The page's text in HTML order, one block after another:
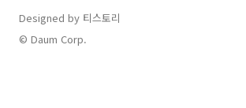
Designed by 티스토리
© Daum Corp.